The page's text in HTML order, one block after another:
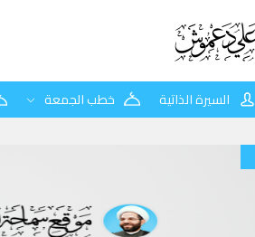
السيرة الذاتية خطب الجمعة